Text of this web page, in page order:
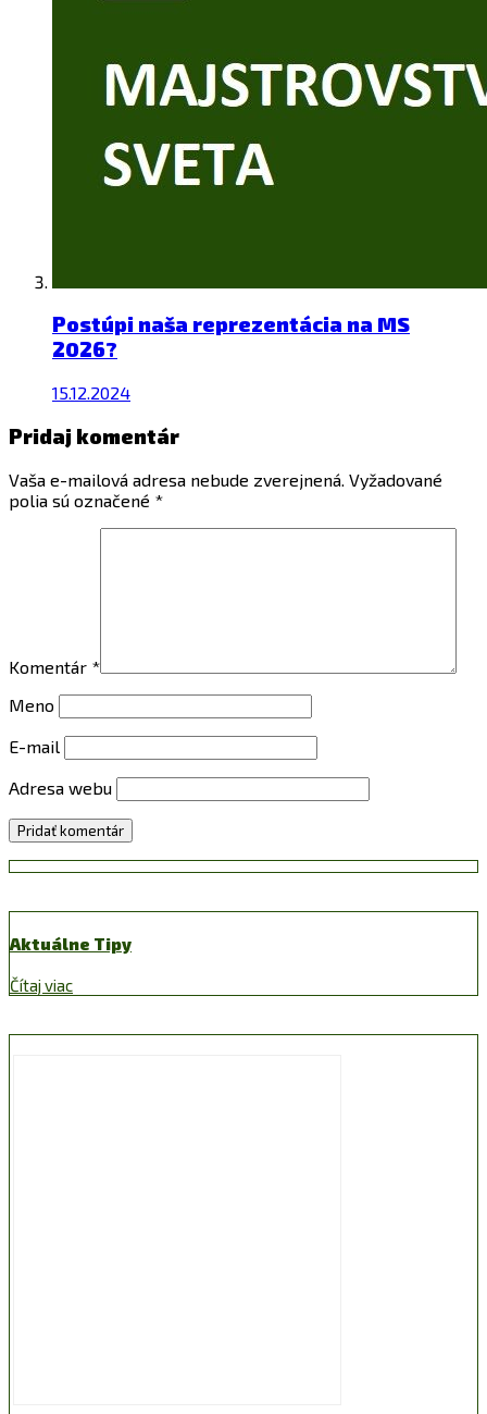
Postúpi naša reprezentácia na MS
2026?
15.12.2024
Pridaj komentár
Vaša e-mailová adresa nebude zverejnená. Vyžadované
polia sú označené *
Komentár *
Meno
E-mail
Adresa webu
Aktuálne Tipy
Čítaj viac